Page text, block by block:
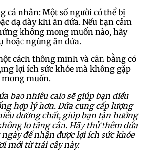
cá nhân: Một số người có thể bị
dạ dày khi ăn dứa. Nếu bạn cảm
không mong muốn nào, hãy
hoặc ngừng ăn dứa.
cách thông minh và cân bằng có
lợi ích sức khỏe mà không gặp
muốn.
bao nhiêu calo sẽ giúp bạn điều
hợp lý hơn. Dứa cung cấp lượng
dưỡng chất, giúp bạn tận hưởng
lo tăng cân. Hãy thử thêm dứa
để nhận được lợi ích sức khỏe
mới từ trái cây này.